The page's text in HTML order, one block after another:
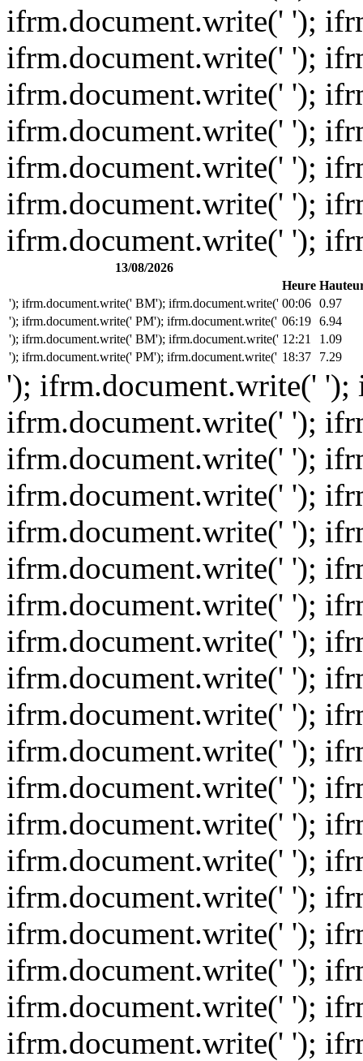
ifrm.document.write(' ');
ifrm.document.write(' ');
ifrm.document.write(' ');
ifrm.document.write(' ');
ifrm.document.write(' ');
ifrm.document.write(' ');
ifrm.document.write(' ');
13/08/2026
Heure
'); ifrm.document.write(' BM'); ifrm.document.write(' 00:06 0.97
'); ifrm.document.write(' PM'); ifrm.document.write(' 06:19 6.94
'); ifrm.document.write(' BM'); ifrm.document.write(' 12:21
1.09
'); ifrm.document.write(' PM'); ifrm.document.write(' 18:37 7.29
'); ifrm.document.write('
ifrm.document.write(' ');
ifrm.document.write(' ');
ifrm.document.write(' ');
ifrm.document.write(' ');
ifrm.document.write(' ');
ifrm.document.write(' ');
ifrm.document.write(' ');
ifrm.document.write(' ');
ifrm.document.write(' ');
ifrm.document.write(' ');
ifrm.document.write(' ');
ifrm.document.write(' ');
ifrm.document.write(' ');
ifrm.document.write(' ');
ifrm.document.write(' ');
ifrm.document.write(' ');
ifrm.document.write(' ');
ifrm.document.write(' ');